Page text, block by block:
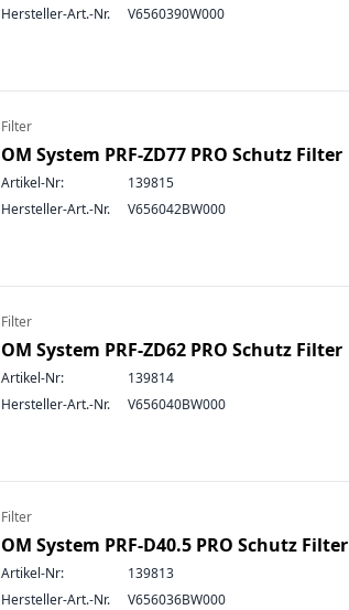
Hersteller-Art.-Nr.
V6560390W000
Filter
OM System PRF-ZD77 PRO Schutz Filter
Artikel-Nr:
139815
Hersteller-Art.-Nr.
V656042BW000
Filter
OM System PRF-ZD62 PRO Schutz Filter
Artikel-Nr:
139814
Hersteller-Art.-Nr.
V656040BW000
Filter
OM System PRF-D40.5 PRO Schutz Filter
Artikel-Nr:
139813
Hersteller-Art.-Nr.
V656036BW000